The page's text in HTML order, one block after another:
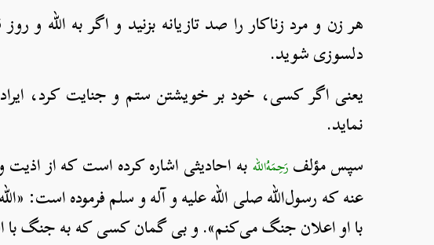
هر زن و مرد زناکار را صد تازیانه بزنید و اگر به الله و
دلسوزی شوید.
یعنی اگر کسی، خود بر خویشتن ستم و جنایت کرد،
نماید.
سپس مؤلف رَحِمَهُ‌الله به احادیثی اشاره کرده است که از اذیت
عنه که رسول‌الله صلی الله علیه و آله و سلم فرموده است:
با او اعلان جنگ می‌کنم». و بی گمان کسی که به جنگ با